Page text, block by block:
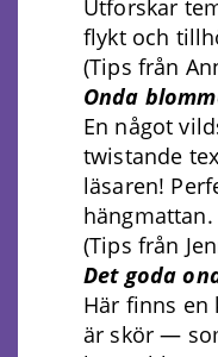
Utforskar
flykt och
(Tips från
Onda
En något
twistande
läsaren!
hängmattan.
(Tips från
Det goda
Här finns en
är skör —